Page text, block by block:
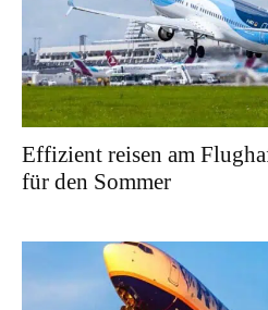
Effizient reisen am
für den Sommer